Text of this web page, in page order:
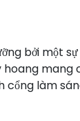
bởi một
mang
cổng làm